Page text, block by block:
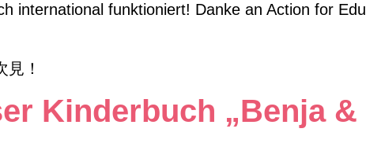
international funktioniert! Danke an Action for
！
Kinderbuch „Benja &